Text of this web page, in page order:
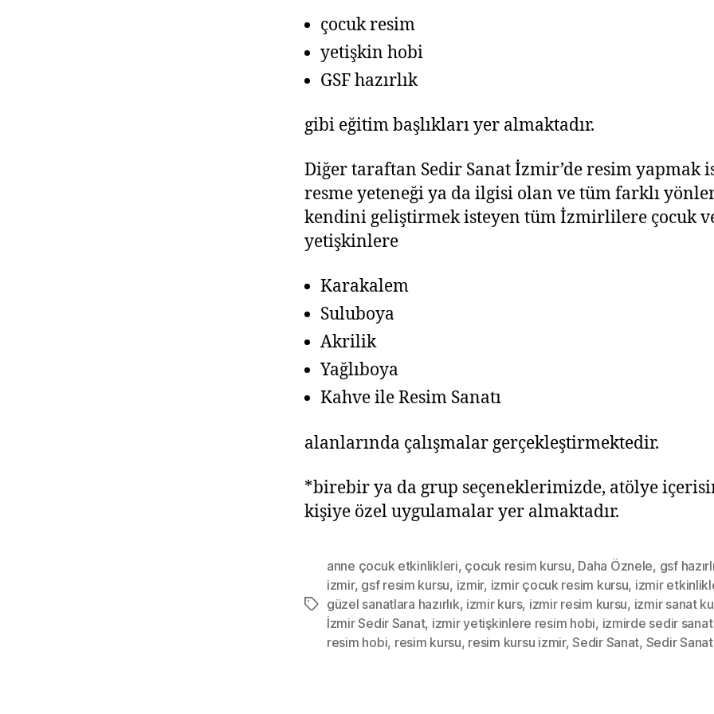
çocuk resim
yetişkin hobi
GSF hazırlık
gibi eğitim başlıkları yer almaktadır.
Diğer taraftan Sedir Sanat İzmir’de resim yapmak
resme yeteneği ya da ilgisi olan ve tüm farklı
kendini geliştirmek isteyen tüm İzmirlilere çocuk
yetişkinlere
Karakalem
Suluboya
Akrilik
Yağlıboya
Kahve ile Resim Sanatı
alanlarında çalışmalar gerçekleştirmektedir.
*birebir ya da grup seçeneklerimizde, atölye
kişiye özel uygulamalar yer almaktadır.
anne çocuk etkinlikleri, çocuk resim kursu, Daha Öznele, gsf
izmir, gsf resim kursu, izmir, izmir çocuk resim kursu, izmir
güzel sanatlara hazırlık, izmir kurs, izmir resim kursu, izmir sanat
İzmir Sedir Sanat, izmir yetişkinlere resim hobi, izmirde sedir
resim hobi, resim kursu, resim kursu izmir,Sedir Sanat, Sedir